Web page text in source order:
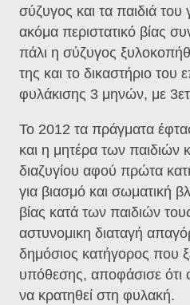
σύζυγος και τα παιδιά
ακόμα περιστατικό βίας
πάλι η σύζυγος
της και το δικαστήριο του
φυλάκισης 3 μηνών, με
Το 2012 τα πράγματα
και η μητέρα των παιδιών
διαζυγίου αφού πρώτα
για βιασμό και σωματική
βίας κατά των παιδιών
αστυνομικη διαταγή
δημόσιος κατήγορος που
υπόθεσης, αποφάσισε ότι
να κρατηθεί στη φυλακή.